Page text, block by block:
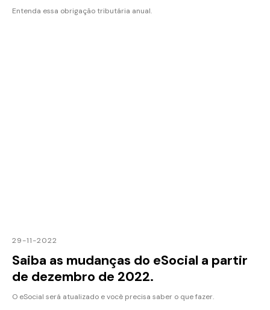
Entenda essa obrigação tributária anual.
29-11-2022
Saiba as mudanças do eSocial a partir
de dezembro de 2022.
O eSocial será atualizado e você precisa saber o que fazer.